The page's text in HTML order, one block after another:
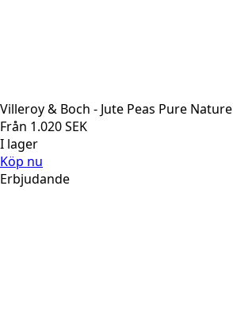
Villeroy & Boch - Jute Peas Pure Nature
Från 1.020SEK
I lager
Köp nu
Erbjudande